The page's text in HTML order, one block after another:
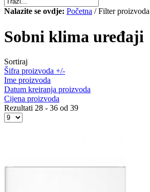
Nalazite se ovdje: Početna / Filter proizvoda
Sobni klima uređaji
Sortiraj
Šifra proizvoda +/-
Ime proizvoda
Datum kreiranja proizvoda
Cijena proizvoda
Rezultati 28 - 36 od 39